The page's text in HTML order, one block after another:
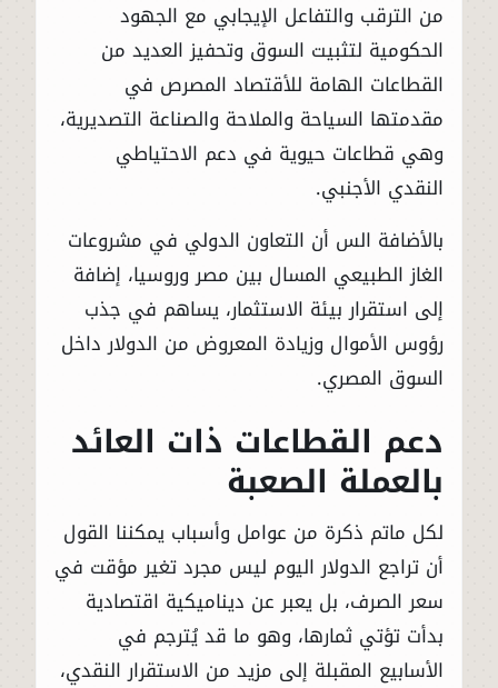
من الترقب والتفاعل الإيجابي مع الجهود
الحكومية لتثبيت السوق وتحفيز العديد من
القطاعات الهامة للأقتصاد المصرص في
مقدمتها السياحة والملاحة والصناعة التصديرية،
وهي قطاعات حيوية في دعم الاحتياطي
النقدي الأجنبي.
بالأضافة الس أن التعاون الدولي في مشروعات
الغاز الطبيعي المسال بين مصر وروسيا، إضافة
إلى استقرار بيئة الاستثمار، يساهم في جذب
رؤوس الأموال وزيادة المعروض من الدولار داخل
السوق المصري.
دعم القطاعات ذات العائد
بالعملة الصعبة
لكل ماتم ذكرة من عوامل وأسباب يمكننا القول
أن تراجع الدولار اليوم ليس مجرد تغير مؤقت في
سعر الصرف، بل يعبر عن ديناميكية اقتصادية
بدأت تؤتي ثمارها، وهو ما قد يُترجم في
الأسابيع المقبلة إلى مزيد من الاستقرار النقدي،